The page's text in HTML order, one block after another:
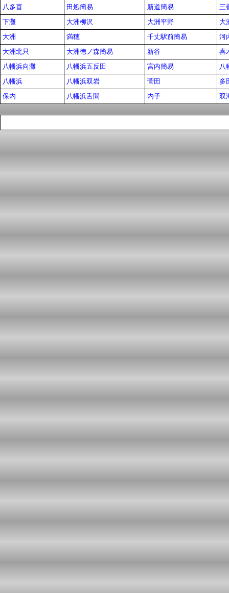
八多喜
田処簡易 新道簡易
三
下灘
大洲柳沢 大洲平野
大
大洲
満穂 千丈駅前簡易
河
大洲北只
大洲徳ノ森簡易 新谷
喜
八幡浜向灘
八幡浜五反田 宮内簡易
八
八幡浜
八幡浜双岩 菅田
多
保内
八幡浜舌間 内子 双